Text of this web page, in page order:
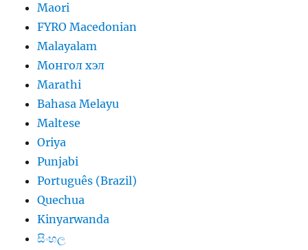
Maori
FYRO Macedonian
Malayalam
Монгол хэл
Marathi
Bahasa Melayu
Maltese
Oriya
Punjabi
Português (Brazil)
Quechua
Kinyarwanda
සිංහල